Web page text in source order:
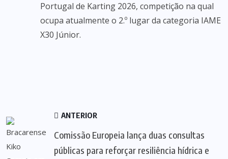
Portugal de Karting 2026, competição na qual
ocupa atualmente o 2.º lugar da categoria IAME
X30 Júnior.
ANTERIOR
Comissão Europeia lança duas consultas
públicas para reforçar resiliência hídrica e